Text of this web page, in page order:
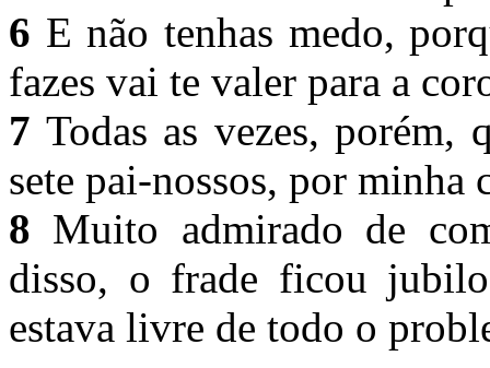
6 E não tenhas medo,
fazes vai te valer para a
7 Todas as vezes, porém,
sete pai-nossos, por minha
8 Muito admirado de
disso, o frade ficou
estava livre de todo o